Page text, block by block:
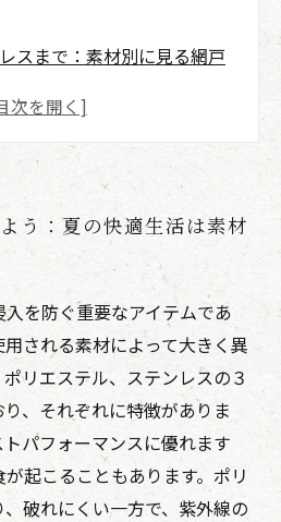
スまで：素材別に見る網戸
るポイントとは？それぞれ
あなたの住環境に最適な素
開！日常からできる網戸メ
を見極める：寿命を知って
まとめ：快適で清潔な住ま
う：夏の快適生活は素材
を防ぐ重要なアイテムであ
される素材によって大きく異
リエステル、ステンレスの３
、それぞれに特徴がありま
パフォーマンスに優れます
起こることもあります。ポリ
破れにくい一方で、紫外線の